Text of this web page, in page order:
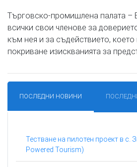
Търговско-промишлена палата –
всички свои членове за
към нея и за съдействието, което
покриване изискванията за
ПОСЛЕДНИ НОВИНИ
Тестване на пилотен проект в с.
Powered Tourism)